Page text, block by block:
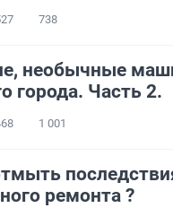
738
необычные
города. Часть 2.
1 001
ремонта ?